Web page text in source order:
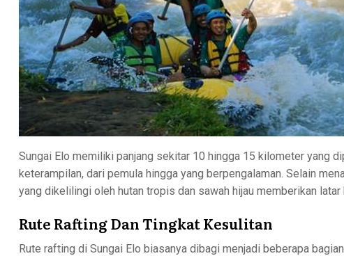
Sungai Elo memiliki panjang sekitar 10 hingga 15 kilometer yang
keterampilan, dari pemula hingga yang berpengalaman. Selain
yang dikelilingi oleh hutan tropis dan sawah hijau memberikan latar
Rute Rafting Dan Tingkat Kesulitan
Rute rafting di Sungai Elo biasanya dibagi menjadi beberapa